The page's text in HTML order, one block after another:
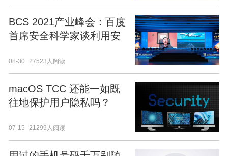
BCS 2021产业峰会：百度
首席安全科学家谈利用安
08-30 27523人阅读
macOS TCC 还能一如既
往地保护用户隐私吗？
07-15 21299人阅读